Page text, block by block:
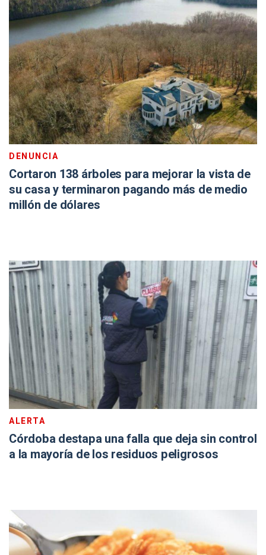
DENUNCIA
Cortaron 138 árboles para mejorar la vista de
su casa y terminaron pagando más de medio
millón de dólares
ALERTA
Córdoba destapa una falla que deja sin control
a la mayoría de los residuos peligrosos